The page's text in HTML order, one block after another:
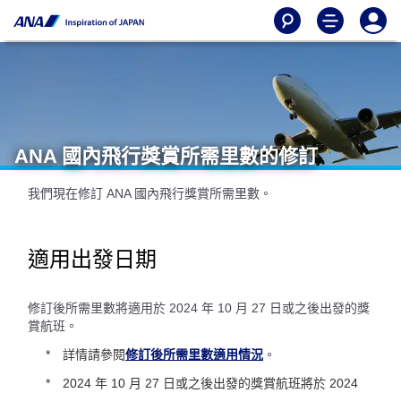
ANA 國內飛行獎賞所需里數的修訂
我們現在修訂 ANA 國內飛行獎賞所需里數。
適用出發日期
修訂後所需里數將適用於 2024 年 10 月 27 日或之後出發的獎
賞航班。
詳情請參閱修訂後所需里數適用情況 。
2024 年 10 月 27 日或之後出發的獎賞航班將於 2024